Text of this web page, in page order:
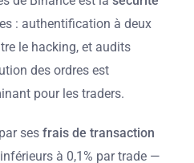
: authentification à deux
le hacking, et audits
des ordres est
pour les traders.
ses frais de transaction
à 0,1% par trade —